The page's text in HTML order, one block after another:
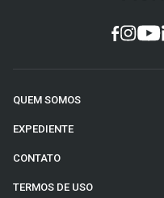
QUEM SOMOS
EXPEDIENTE
CONTATO
TERMOS DE USO